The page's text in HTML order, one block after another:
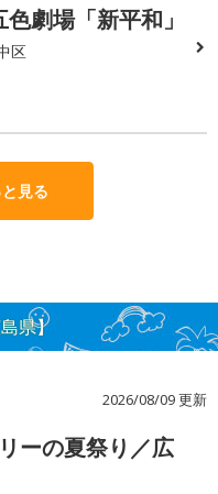
劇場「新平和」
区
見る
県】
2026/08/09 更新
ーの夏祭り／広